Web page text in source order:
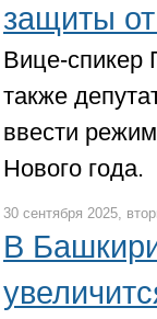
защиты
Вице-спикер
также
ввести
Нового года.
30 сентября 2025,
В